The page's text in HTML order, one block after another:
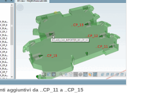
aggiuntivi da ..CP_11 a ..CP_15